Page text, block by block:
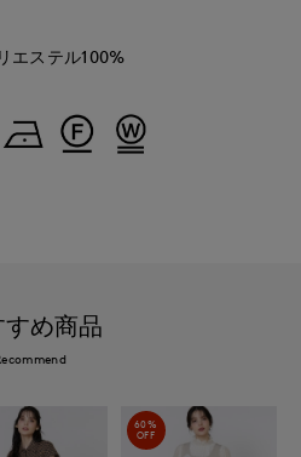
エステル100%
すめ商品
60%
OFF